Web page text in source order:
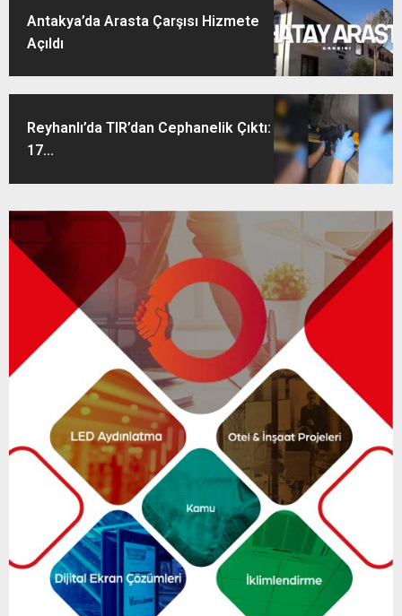
Antakya’da Arasta Çarşısı Hizmete
Açıldı
Reyhanlı’da TIR’dan Cephanelik Çıktı:
17...